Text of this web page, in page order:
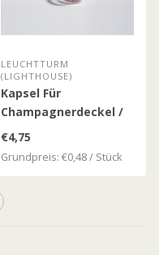
LEUCHTTURM
(LIGHTHOUSE)
Kapsel Für
Champagnerdeckel /
Kronkorken / 10er
€4,75
Grundpreis: €0,48 / Stück